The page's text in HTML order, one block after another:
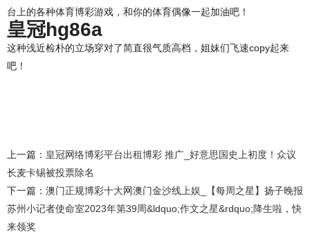
台上的各种体育博彩游戏，和你的体育偶像一起加油吧！
皇冠hg86a
这种浅近检朴的立场穿对了简直很气质高档，姐妹们飞速copy起来
吧！
上一篇： 皇冠网络博彩平台出租博彩 推广_好意思国史上初度！众议
长麦卡锡被投票除名
下一篇： 澳门正规博彩十大网澳门金沙线上娱_【每周之星】扬子晚报
苏州小记者使命室2023年第39周&ldquo;作文之星&rdquo;降生啦，快
来领奖